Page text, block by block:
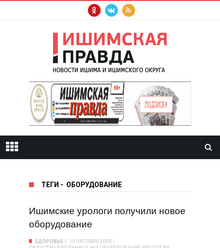
ТЕГИ - ОБОРУДОВАНИЕ
Ишимские урологи получили новое
оборудование
ЗДОРОВЬЕ
19 ОКТЯБРЯ 2020